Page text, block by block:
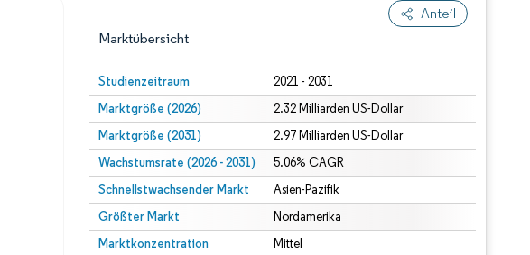
Anteil
Marktübersicht
Studienzeitraum 2021 - 2031
Marktgröße (2026) 2.32 Milliarden US-Dollar
Marktgröße (2031) 2.97 Milliarden US-Dollar
Wachstumsrate (2026 - 2031) 5.06% CAGR
Schnellstwachsender Markt Asien-Pazifik
Größter Markt Nordamerika
Marktkonzentration Mittel
erfordert Namensnennung gemäß CC BY 4.0.